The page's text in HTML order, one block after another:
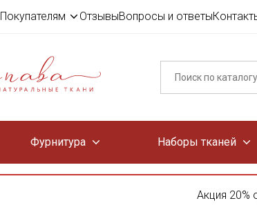
Покупателям ОтзывыВопросы и ответы
Фурнитура Наборы тканей
Акция 20%